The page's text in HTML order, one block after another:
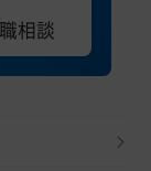
相談